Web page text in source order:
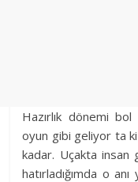
Hazırlık dönemi
oyun gibi geliyor ta
kadar. Uçakta
hatırladığımda o